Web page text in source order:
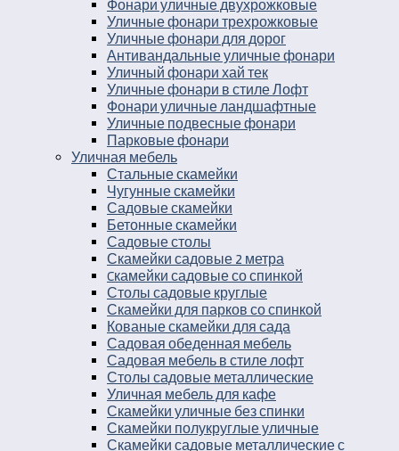
Фонари уличные двухрожковые
Уличные фонари трехрожковые
Уличные фонари для дорог
Антивандальные уличные фонари
Уличный фонари хай тек
Уличные фонари в стиле Лофт
Фонари уличные ландшафтные
Уличные подвесные фонари
Парковые фонари
Уличная мебель
Стальные скамейки
Чугунные скамейки
Садовые скамейки
Бетонные скамейки
Садовые столы
Скамейки садовые 2 метра
Cкамейки садовые со спинкой
Столы садовые круглые
Скамейки для парков со спинкой
Кованые скамейки для сада
Садовая обеденная мебель
Садовая мебель в стиле лофт
Столы садовые металлические
Уличная мебель для кафе
Скамейки уличные без спинки
Скамейки полукруглые уличные
Скамейки садовые металлические с